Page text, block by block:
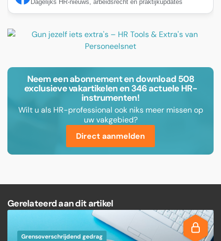
Dagelijks HR-nieuws, arbeidsrecht en praktijkupdates
Neem een abonnement en download 508
exclusieve vakartikelen en 346 actuele HR-
instrumenten!
Wilt u als HR-professional ook niks meer missen op
uw vakgebied?
Direct aanmelden
Gerelateerd aan dit artikel
Grensoverschrijdend gedrag